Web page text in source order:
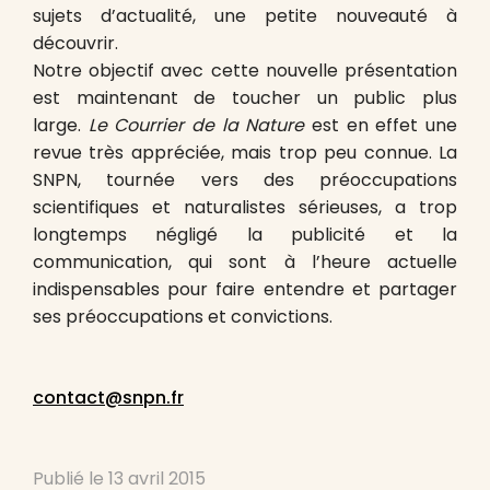
sujets d’actualité, une petite nouveauté à
découvrir.
Notre objectif avec cette nouvelle présentation
est maintenant de toucher un public plus
large. Le Courrier de la Natureest en effet une
revue très appréciée, mais trop peu connue. La
SNPN, tournée vers des préoccupations
scientifiques et naturalistes sérieuses, a trop
longtemps négligé la publicité et la
communication, qui sont à l’heure actuelle
indispensables pour faire entendre et partager
ses préoccupations et convictions.
contact@snpn.fr
Publié le 13 avril 2015